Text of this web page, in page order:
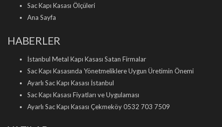
Sac Kapı Kasası Ölçüleri
Ana Sayfa
HABERLER
İstanbul Metal Kapı Kasası Satan Firmalar
Sac Kapı Kasasında Yönetmeliklere Uygun Üretimin Önemi
Ayarlı Sac Kapı Kasası İstanbul
Sac Kapı Kasası Fiyatları ve Uygulaması
Ayarlı Sac Kapı Kasası Çekmeköy 0532 703 7509